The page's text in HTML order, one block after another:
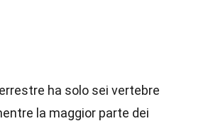
ha solo sei vertebre
la maggior parte dei